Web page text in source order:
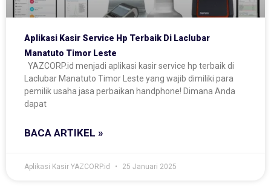
Aplikasi Kasir Service Hp Terbaik Di Laclubar
Manatuto Timor Leste
YAZCORP.id menjadi aplikasi kasir service hp terbaik di
Laclubar Manatuto Timor Leste yang wajib dimiliki para
pemilik usaha jasa perbaikan handphone! Dimana Anda
dapat
BACA ARTIKEL »
Aplikasi Kasir YAZCORP.id 25 Januari 2025